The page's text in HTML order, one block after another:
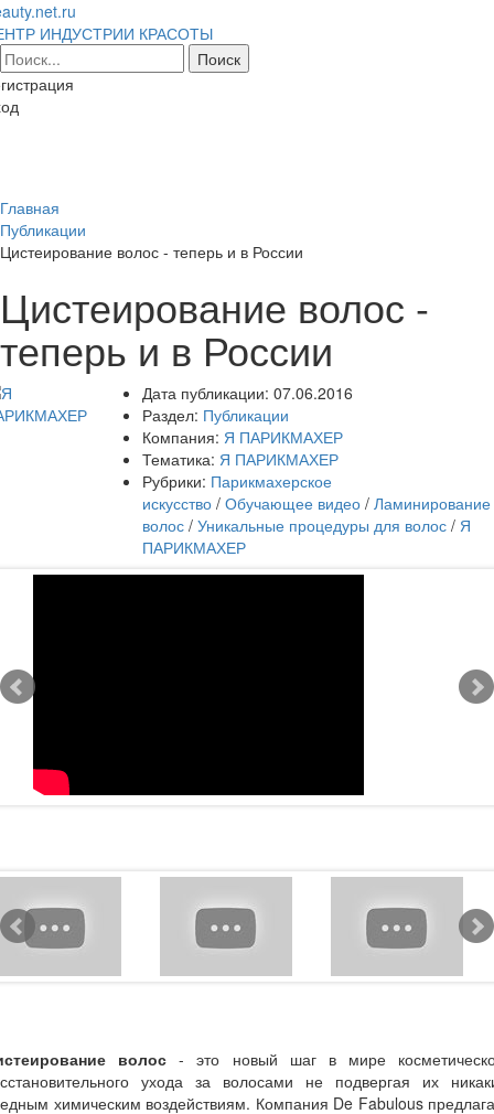
ИНДУСТРИИ КРАСОТЫ
Главная
Публикации
Цистеирование волос - теперь и в России
Цистеирование волос -
теперь и в России
Дата публикации: 07.06.2016
Раздел: Публикации
Компания: Я ПАРИКМАХЕР
Тематика: Я ПАРИКМАХЕР
Рубрики: Парикмахерское
искусство / Обучающее видео / Ламинирование
волос / Уникальные процедуры для волос / Я
ПАРИКМАХЕР
волос - это новый шаг в мире
ухода за волосами не подвергая их
химическим воздействиям. Компания De Fabulous